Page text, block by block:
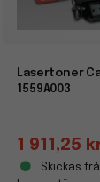
Lasertoner
1559A003
1 911,25
Skickas